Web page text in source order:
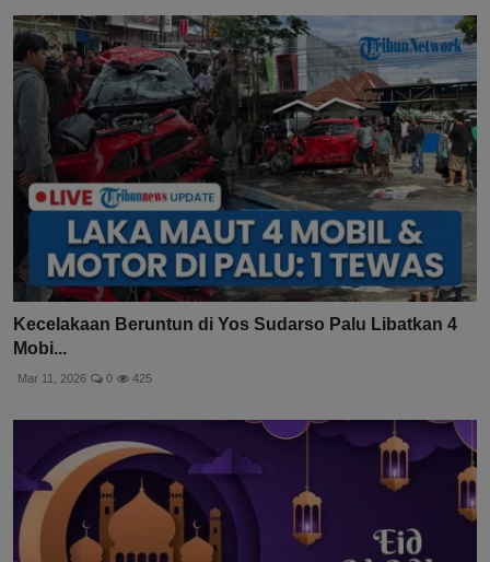
Kecelakaan Beruntun di Yos Sudarso Palu Libatkan 4
Mobi...
Mar 11, 2026 0 425